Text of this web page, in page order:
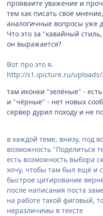
прояваите уважение и
тем как писать своё
аналогичные вопросы уже
Что это за "кавайный
он выражается?
Вот про это я.
http://s1.ipicture.ru/uploads/
там иконки "зелёные" -
и "чёрные" - нет новых
сервер дурил походу и не
в каждой теме, внизу, под
возможность "Поделиться
есть возможность выбора
хочу, чтобы там был ещё и
быстрое цитирование
после написания поста
на работе такой фиговый,
неразличимы в тексте